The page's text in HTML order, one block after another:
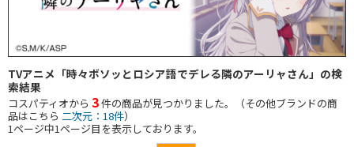
TVアニメ「時々ボソッとロシア語でデレる隣のアーリャさん」の検
索結果
コスパティオから 3件の商品が見つかりました。（その他ブランドの商
品はこちら 二次元：18件）
1ページ中1ページ目を表示しております。